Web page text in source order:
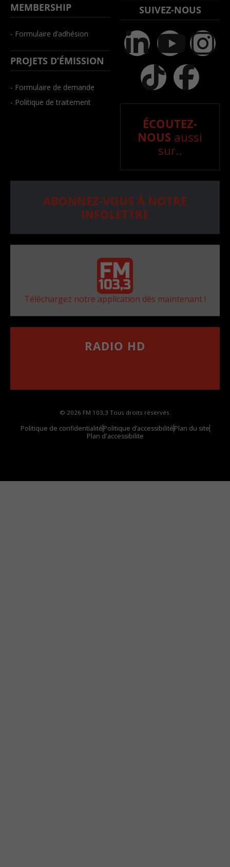
MEMBERSHIP
- Formulaire d’adhésion
PROJETS D’ÉMISSION
- Formulaire de demande
- Politique de traitement
SUIVEZ-NOUS
ÉCOUTEZ-
NOUS aussi
sur..
ABONNEZ-VOUS À NOTRE
INFOLETTRE
Téléchargez notre application dès maintenant !
RADIO HD
© 2026 FM 103,3 Tous droits réservés.
Politique de confidentialitéPolitique d’accessibilitéPlan du site
Plan d'accessibilite